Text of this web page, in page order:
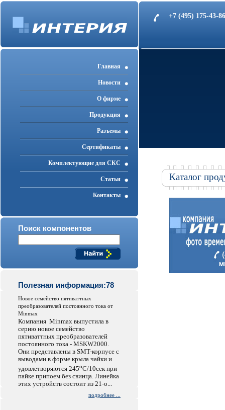
+7 (495) 175-43-
Главная
Новости
О фирме
Продукция
Разъемы
Cертификаты
Комплектующие для СКС
Статьи
Контакты
Поиск компонентов
Полезная информация:78
Hовое семейство пятиваттных
преобразователей постоянного тока от
Minmax
Компания Minmax выпустила в
серию новое семейство
пятиваттных преобразователей
постоянного тока - MSKW2000.
Они представлены в SMT-корпусе с
выводами в форме крыла чайки и
удовлетворяются 245oC/10сек при
пайке припоем без свинца. Линейка
этих устройств состоит из 21-о...
подробнее ...
Каталог